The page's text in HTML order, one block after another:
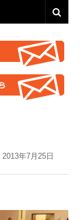
2013年7月25日